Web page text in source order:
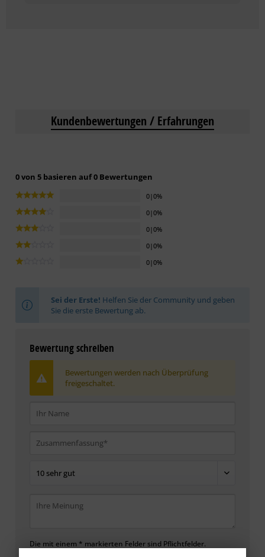
Kundenbewertungen / Erfahrungen
0 von 5 basieren auf 0 Bewertungen
0|0%
0|0%
0|0%
0|0%
0|0%
Sei der Erste! Helfen Sie der Community und geben
Sie die erste Bewertung ab.
Bewertung schreiben
Bewertungen werden nach Überprüfung
freigeschaltet.
Die mit einem * markierten Felder sind Pflichtfelder.